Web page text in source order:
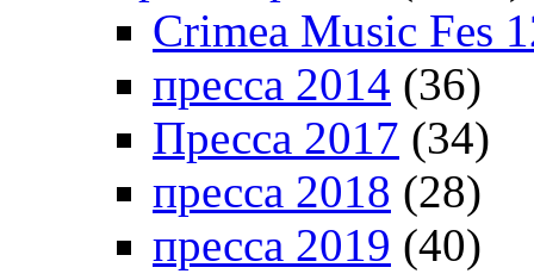
Crimea Music Fes
пресса 2014 (36)
Пресса 2017 (34)
пресса 2018 (28)
пресса 2019 (40)